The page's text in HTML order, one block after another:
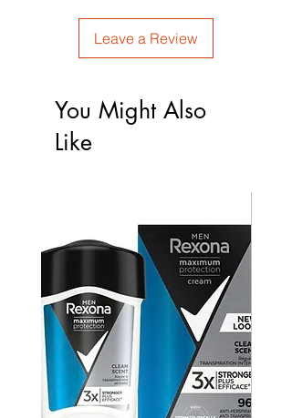
Leave a Review
You Might Also
Like